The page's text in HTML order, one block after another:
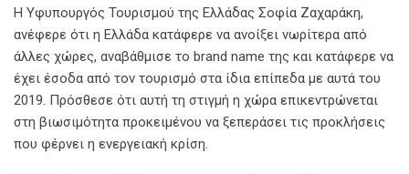
Η Υφυπουργός Τουρισμού της Ελλάδας Σοφία Ζαχαράκη,
ανέφερε ότι η Ελλάδα κατάφερε να ανοίξει νωρίτερα από
άλλες χώρες, αναβάθμισε το brand name της και κατάφερε να
έχει έσοδα από τον τουρισμό στα ίδια επίπεδα με αυτά του
2019. Πρόσθεσε ότι αυτή τη στιγμή η χώρα επικεντρώνεται
στη βιωσιμότητα προκειμένου να ξεπεράσει τις προκλήσεις
που φέρνει η ενεργειακή κρίση.